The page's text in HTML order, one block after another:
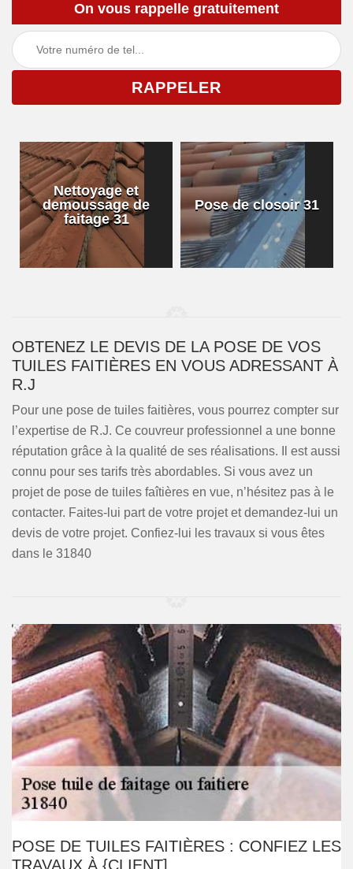
On vous rappelle gratuitement
Nettoyage et
demoussage de
faitage 31
Pose de closoir 31
OBTENEZ LE DEVIS DE LA POSE DE VOS
TUILES FAITIÈRES EN VOUS ADRESSANT À
R.J
Pour une pose de tuiles faitières, vous pourrez compter sur
l’expertise de R.J. Ce couvreur professionnel a une bonne
réputation grâce à la qualité de ses réalisations. Il est aussi
connu pour ses tarifs très abordables. Si vous avez un
projet de pose de tuiles faîtières en vue, n’hésitez pas à le
contacter. Faites-lui part de votre projet et demandez-lui un
devis de votre projet. Confiez-lui les travaux si vous êtes
dans le 31840
POSE DE TUILES FAITIÈRES : CONFIEZ LES
TRAVAUX À {CLIENT]